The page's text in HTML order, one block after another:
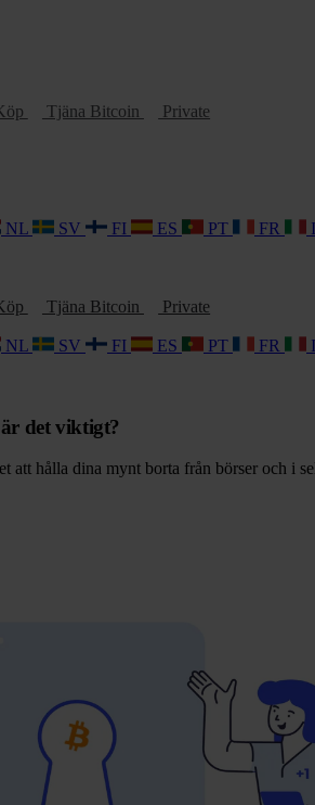
Tjäna Bitcoin
Private
NL SV FI ES PT FR
Tjäna Bitcoin
Private
NL SV FI ES PT FR
det viktigt?
att hålla dina mynt borta från börser och i